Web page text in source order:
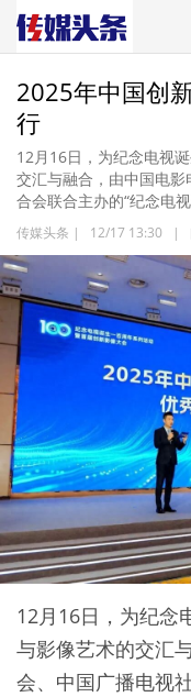
2025年中国创
行
12月16日，为纪念电视
交汇与融合，由中国电
合会联合主办的“纪念电
传媒头条 | 12/17 13:30 |
12月16日，为纪念
与影像艺术的交汇
会、中国广播电视